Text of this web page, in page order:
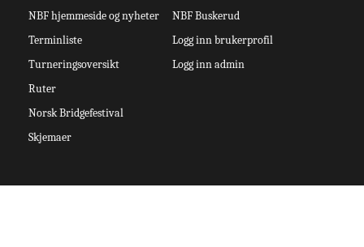
NBF hjemmeside og nyheter
Terminliste
Turneringsoversikt
Ruter
Norsk Bridgefestival
Skjemaer
NBF Buskerud
Logg inn brukerprofil
Logg inn admin